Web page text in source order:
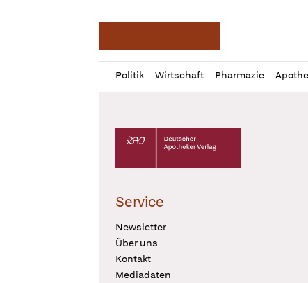
Politik Wirtschaft Pharmazie
Profil
öffnen
Daz
Pur
Deutscher Apotheker Verlag Logo
Service
Newsletter
Über uns
Kontakt
Mediadaten